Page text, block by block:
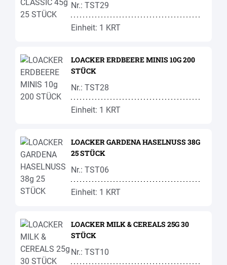
Nr.: TST29
Einheit: 1 KRT
LOACKER ERDBEERE MINIS 10G 200
STÜCK
Nr.: TST28
Einheit: 1 KRT
LOACKER GARDENA HASELNUSS 38G
25 STÜCK
Nr.: TST06
Einheit: 1 KRT
LOACKER MILK & CEREALS 25G 30
STÜCK
Nr.: TST10